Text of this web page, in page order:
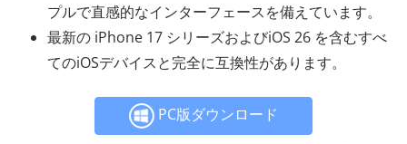
プルで直感的なインターフェースを備えています。
最新の iPhone 17 シリーズおよびiOS 26 を含むすべ
てのiOSデバイスと完全に互換性があります。
PC版ダウンロード